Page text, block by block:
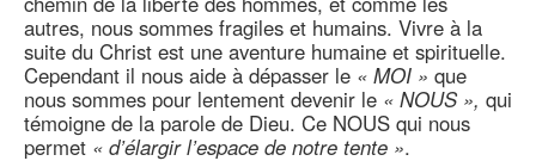
autres, nous sommes fragiles et humains. Vivre à la
suite du Christ est une aventure humaine et spirituelle.
Cependant il nous aide à dépasser le « MOI » que
nous sommes pour lentement devenir le « NOUS », qui
témoigne de la parole de Dieu. Ce NOUS qui nous
permet « d’élargir l’espace de notre tente ».